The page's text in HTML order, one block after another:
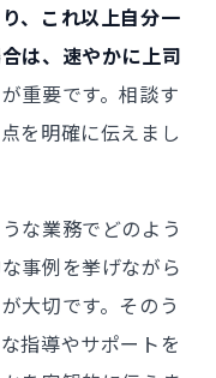
、これ以上自分一
は、速やかに上司
重要です。相談す
を明確に伝えまし
な業務でどのよう
事例を挙げながら
大切です。そのう
指導やサポートを